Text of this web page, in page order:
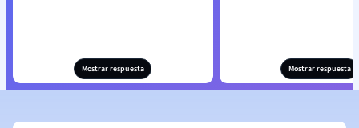
Mostrar respuesta Mostrar respuesta